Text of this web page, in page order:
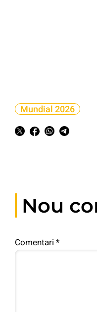
Mundial 2026
Nou
Comentari *